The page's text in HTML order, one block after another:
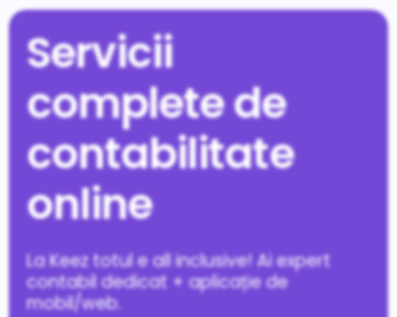
Servicii
complete de
contabilitate
online
La Keez totul e all inclusive! Ai expert
contabil dedicat + aplicație de
mobil/web.